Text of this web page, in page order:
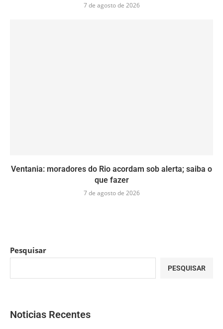
7 de agosto de 2026
Ventania: moradores do Rio acordam sob alerta; saiba o
que fazer
7 de agosto de 2026
Pesquisar
PESQUISAR
Noticias Recentes